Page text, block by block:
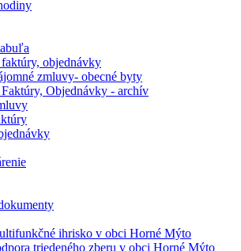
objednávky
zmluvy- obecné byty
Objednávky - archív
ihrisko v obci Horné Mýto
triedeného zberu v obci Horné Mýto